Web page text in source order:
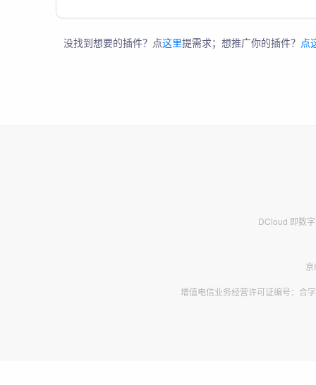
没找到想要的插件？点这里提需求；想推广你的插件？ 点
DCloud 即数
增值电信业务经营许可证编号：合